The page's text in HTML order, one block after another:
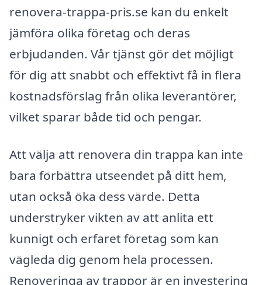
renovera-trappa-pris.se kan du enkelt
jämföra olika företag och deras
erbjudanden. Vår tjänst gör det möjligt
för dig att snabbt och effektivt få in flera
kostnadsförslag från olika leverantörer,
vilket sparar både tid och pengar.
Att välja att renovera din trappa kan inte
bara förbättra utseendet på ditt hem,
utan också öka dess värde. Detta
understryker vikten av att anlita ett
kunnigt och erfaret företag som kan
vägleda dig genom hela processen.
Renoveringa av trappor är en investering